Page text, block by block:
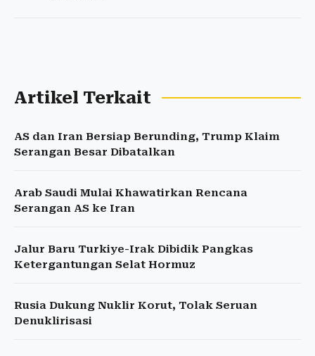
Artikel Terkait
AS dan Iran Bersiap Berunding, Trump Klaim
Serangan Besar Dibatalkan
Arab Saudi Mulai Khawatirkan Rencana
Serangan AS ke Iran
Jalur Baru Turkiye-Irak Dibidik Pangkas
Ketergantungan Selat Hormuz
Rusia Dukung Nuklir Korut, Tolak Seruan
Denuklirisasi